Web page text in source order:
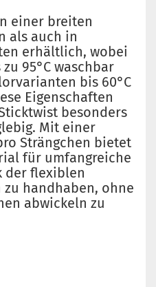
einer breiten
als auch in
erhältlich, wobei
95°C waschbar
bis 60°C
Eigenschaften
besonders
Mit einer
Strängchen bietet
für umfangreiche
der flexiblen
handhaben, ohne
abwickeln zu